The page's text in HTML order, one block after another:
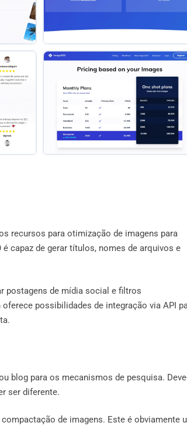
recursos para otimização de imagens para
capaz de gerar títulos, nomes de arquivos e
postagens de mídia social e filtros
possibilidades de integração via API
blog para os mecanismos de pesquisa.
ser diferente.
de imagens. Este é obviamente